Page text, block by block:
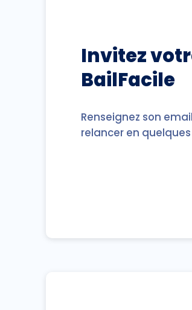
Invitez
BailFacile
Renseignez son
relancer en